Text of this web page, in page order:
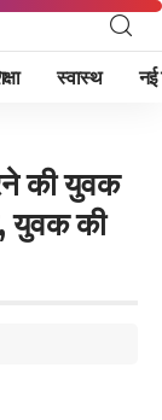
स्वास्थ नई
की युवक
युवक की